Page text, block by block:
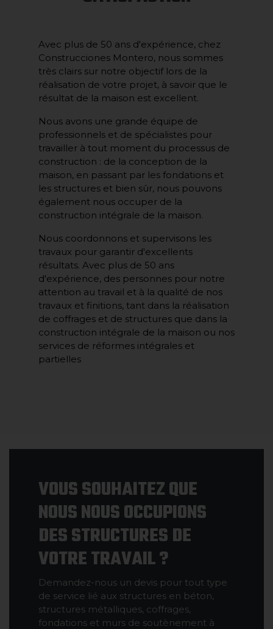
Avec plus de 50 ans d'expérience, chez
Construcciones Montero, nous sommes
très clairs sur notre objectif lors de la
réalisation de votre projet, à savoir que le
résultat de la maison est excellent.
Nous avons une grande équipe de
professionnels et de spécialistes pour
travailler à tout moment du processus de
construction : de la conception de la
maison, en passant par les fondations et
les structures et bien sûr, nous pouvons
également nous occuper de la
construction intégrale de la maison.
Nous coordonnons et supervisons les
travaux pour garantir d'excellents
résultats. Avec plus de 50 ans
d'expérience, des personnes pour notre
attention au travail et à la qualité de nos
travaux et finitions, tant dans la réalisation
de coffrages et de structures que dans la
construction intégrale de la maison ou nos
services de réformes intégrales et
partielles
VOUS SOUHAITEZ QUE
NOUS NOUS OCCUPIONS
DES STRUCTURES DE
VOTRE TRAVAIL ?
Demandez-nous un devis pour tout type
de service lié aux structures en béton,
structures métalliques, coffrages,
fondations et murs de soutènement à